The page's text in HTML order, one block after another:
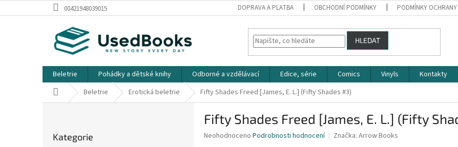
na
00421948039015 DOPRAVA A PLATBA OBCHODNÍ PODMÍNKY PODMÍNKY OCHRANY
HLEDAT
Beletrie Pohádky a dětské knihy Odborné a vzdělávací Edice, série Comics Vinyls
Kontakty
Domů Beletrie Erotická beletrie Fifty Shades Freed [James, E. L.] (Fifty Shades #3)
kategorie
Kategorie
Fifty Shades Freed [James, E. L.] (Fifty
Průměrné
Neohodnoceno Podrobnosti hodnocení Značka: Arrow Books